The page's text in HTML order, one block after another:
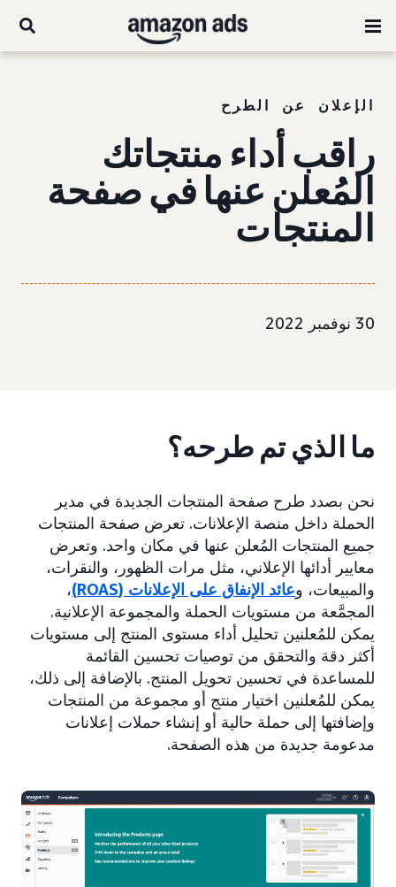
الإعلان عن الطرح
راقب أداء منتجاتك
المُعلن عنها في صفحة
المنتجات
30 نوفمبر 2022
ما الذي تم طرحه؟
نحن بصدد طرح صفحة المنتجات الجديدة في مدير
الحملة داخل منصة الإعلانات. تعرض صفحة المنتجات
جميع المنتجات المُعلن عنها في مكان واحد. وتعرض
معايير أدائها الإعلاني، مثل مرات الظهور، والنقرات،
والمبيعات، وعائد الإنفاق على الإعلانات (ROAS)
،
المجمَّعة من مستويات الحملة والمجموعة الإعلانية.
يمكن للمُعلنين تحليل أداء مستوى المنتج إلى مستويات
أكثر دقة والتحقق من توصيات تحسين القائمة
للمساعدة في تحسين تحويل المنتج. بالإضافة إلى ذلك،
يمكن للمُعلنين اختيار منتج أو مجموعة من المنتجات
وإضافتها إلى حملة حالية أو إنشاء حملات إعلانات
مدعومة جديدة من هذه الصفحة.